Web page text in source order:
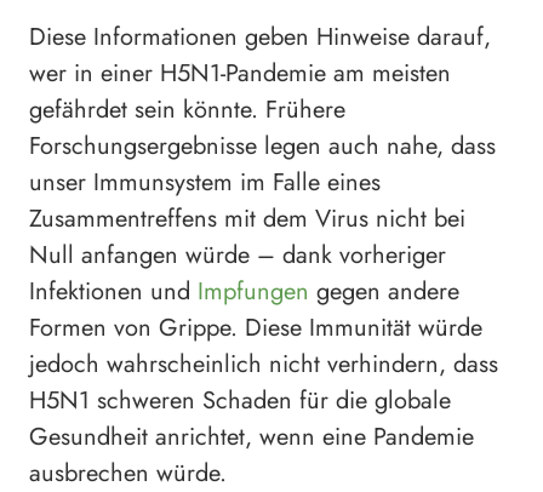
Diese Informationen geben Hinweise darauf,
wer in einer H5N1-Pandemie am meisten
gefährdet sein könnte. Frühere
Forschungsergebnisse legen auch nahe, dass
unser Immunsystem im Falle eines
Zusammentreffens mit dem Virus nicht bei
Null anfangen würde – dank vorheriger
Infektionen und Impfungen gegen andere
Formen von Grippe. Diese Immunität würde
jedoch wahrscheinlich nicht verhindern, dass
H5N1 schweren Schaden für die globale
Gesundheit anrichtet, wenn eine Pandemie
ausbrechen würde.